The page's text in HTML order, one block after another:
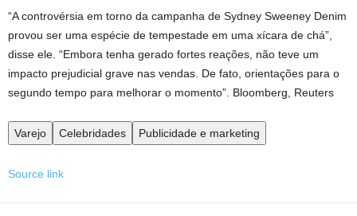
“A controvérsia em torno da campanha de Sydney Sweeney Denim
provou ser uma espécie de tempestade em uma xícara de chá”,
disse ele. “Embora tenha gerado fortes reações, não teve um
impacto prejudicial grave nas vendas. De fato, orientações para o
segundo tempo para melhorar o momento”. Bloomberg, Reuters
Varejo Celebridades Publicidade e marketing
Source link